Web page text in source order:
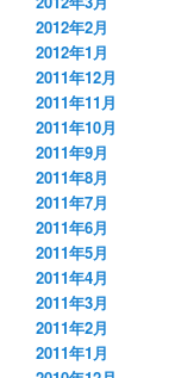
2012年2月
2012年1月
2011年12月
2011年11月
2011年10月
2011年9月
2011年8月
2011年7月
2011年6月
2011年5月
2011年4月
2011年3月
2011年2月
2011年1月